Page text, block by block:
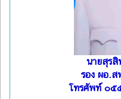
นายสุร
รอง ผอ.
โทรศัพท์ ๐